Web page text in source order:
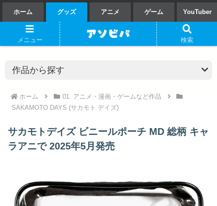
ホーム グッズ アニメ ゲーム YouTuber
ホーム
01. アニメ・漫画・ゲームなど作品
SAKAMOTO DAYS (サカモト デイズ)
サカモトデイズ ビニールポーチ MD 総柄 キャ
ラアニで 2025年5月発売
メニュー 検索